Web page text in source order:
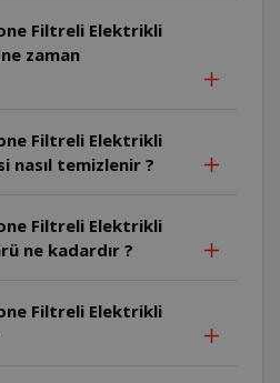
Filtreli Elektrikli
zaman
Filtreli Elektrikli
nasıl temizlenir ?
Filtreli Elektrikli
ne kadardır ?
Filtreli Elektrikli